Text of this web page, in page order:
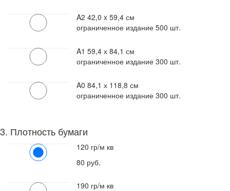
A2 42,0 x 59,4 см
ограниченное издание 500 шт.
A1 59,4 х 84,1 см
ограниченное издание 300 шт.
A0 84,1 х 118,8 см
ограниченное издание 300 шт.
3. Плотность бумаги
120 гр/м кв
80 руб.
190 гр/м кв